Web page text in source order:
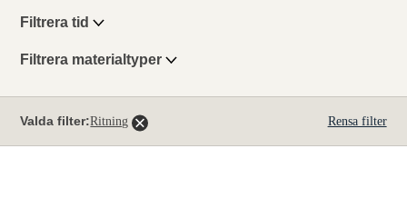
Visningsläge
Filtrera tid
Filtrera materialtyper
träffar
Valda filter:Ritning Rensa filter